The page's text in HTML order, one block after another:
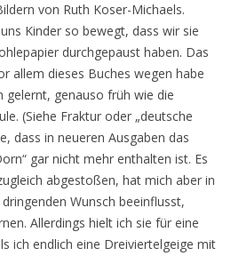
von Ruth Koser-Michaels.
Kinder so bewegt, dass wir sie
durchgepaust haben. Das
allem dieses Buches wegen habe
gelernt, genauso früh wie die
(Siehe Fraktur oder „deutsche
dass in neueren Ausgaben das
gar nicht mehr enthalten ist. Es
abgestoßen, hat mich aber in
Wunsch beeinflusst,
Allerdings hielt ich sie für eine
ich endlich eine Dreiviertelgeige mit